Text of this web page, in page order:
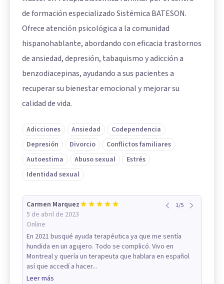
de formación especializado Sistémica BATESON.
Ofrece atención psicológica a la comunidad
hispanohablante, abordando con eficacia trastornos
de ansiedad, depresión, tabaquismo y adicción a
benzodiacepinas, ayudando a sus pacientes a
recuperar su bienestar emocional y mejorar su
calidad de vida.
Adicciones Ansiedad
Codependencia
Depresión
Divorcio
Conflictos familiares
Autoestima
Abuso sexual
Estrés
Identidad sexual
Carmen Marquez
5 de abril de 2023
Online
1/5
En 2021 busqué ayuda terapéutica ya que me sentía
hundida en un agujero. Todo se complicó. Vivo en
Montreal y quería un terapeuta que hablara en español
así que accedí a hacer...
Leer más